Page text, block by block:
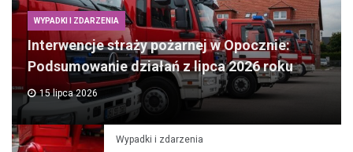
WYPADKI I ZDARZENIA
Interwencje straży pożarnej w Opocznie:
Podsumowanie działań z lipca 2026 roku
15 lipca 2026
Wypadki i zdarzenia